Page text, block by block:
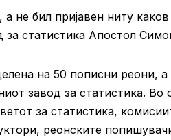
не бил пријавен ниту
статистика Апостол
на 50 пописни реони,
завод за статистика. Во
за статистика,
реонските